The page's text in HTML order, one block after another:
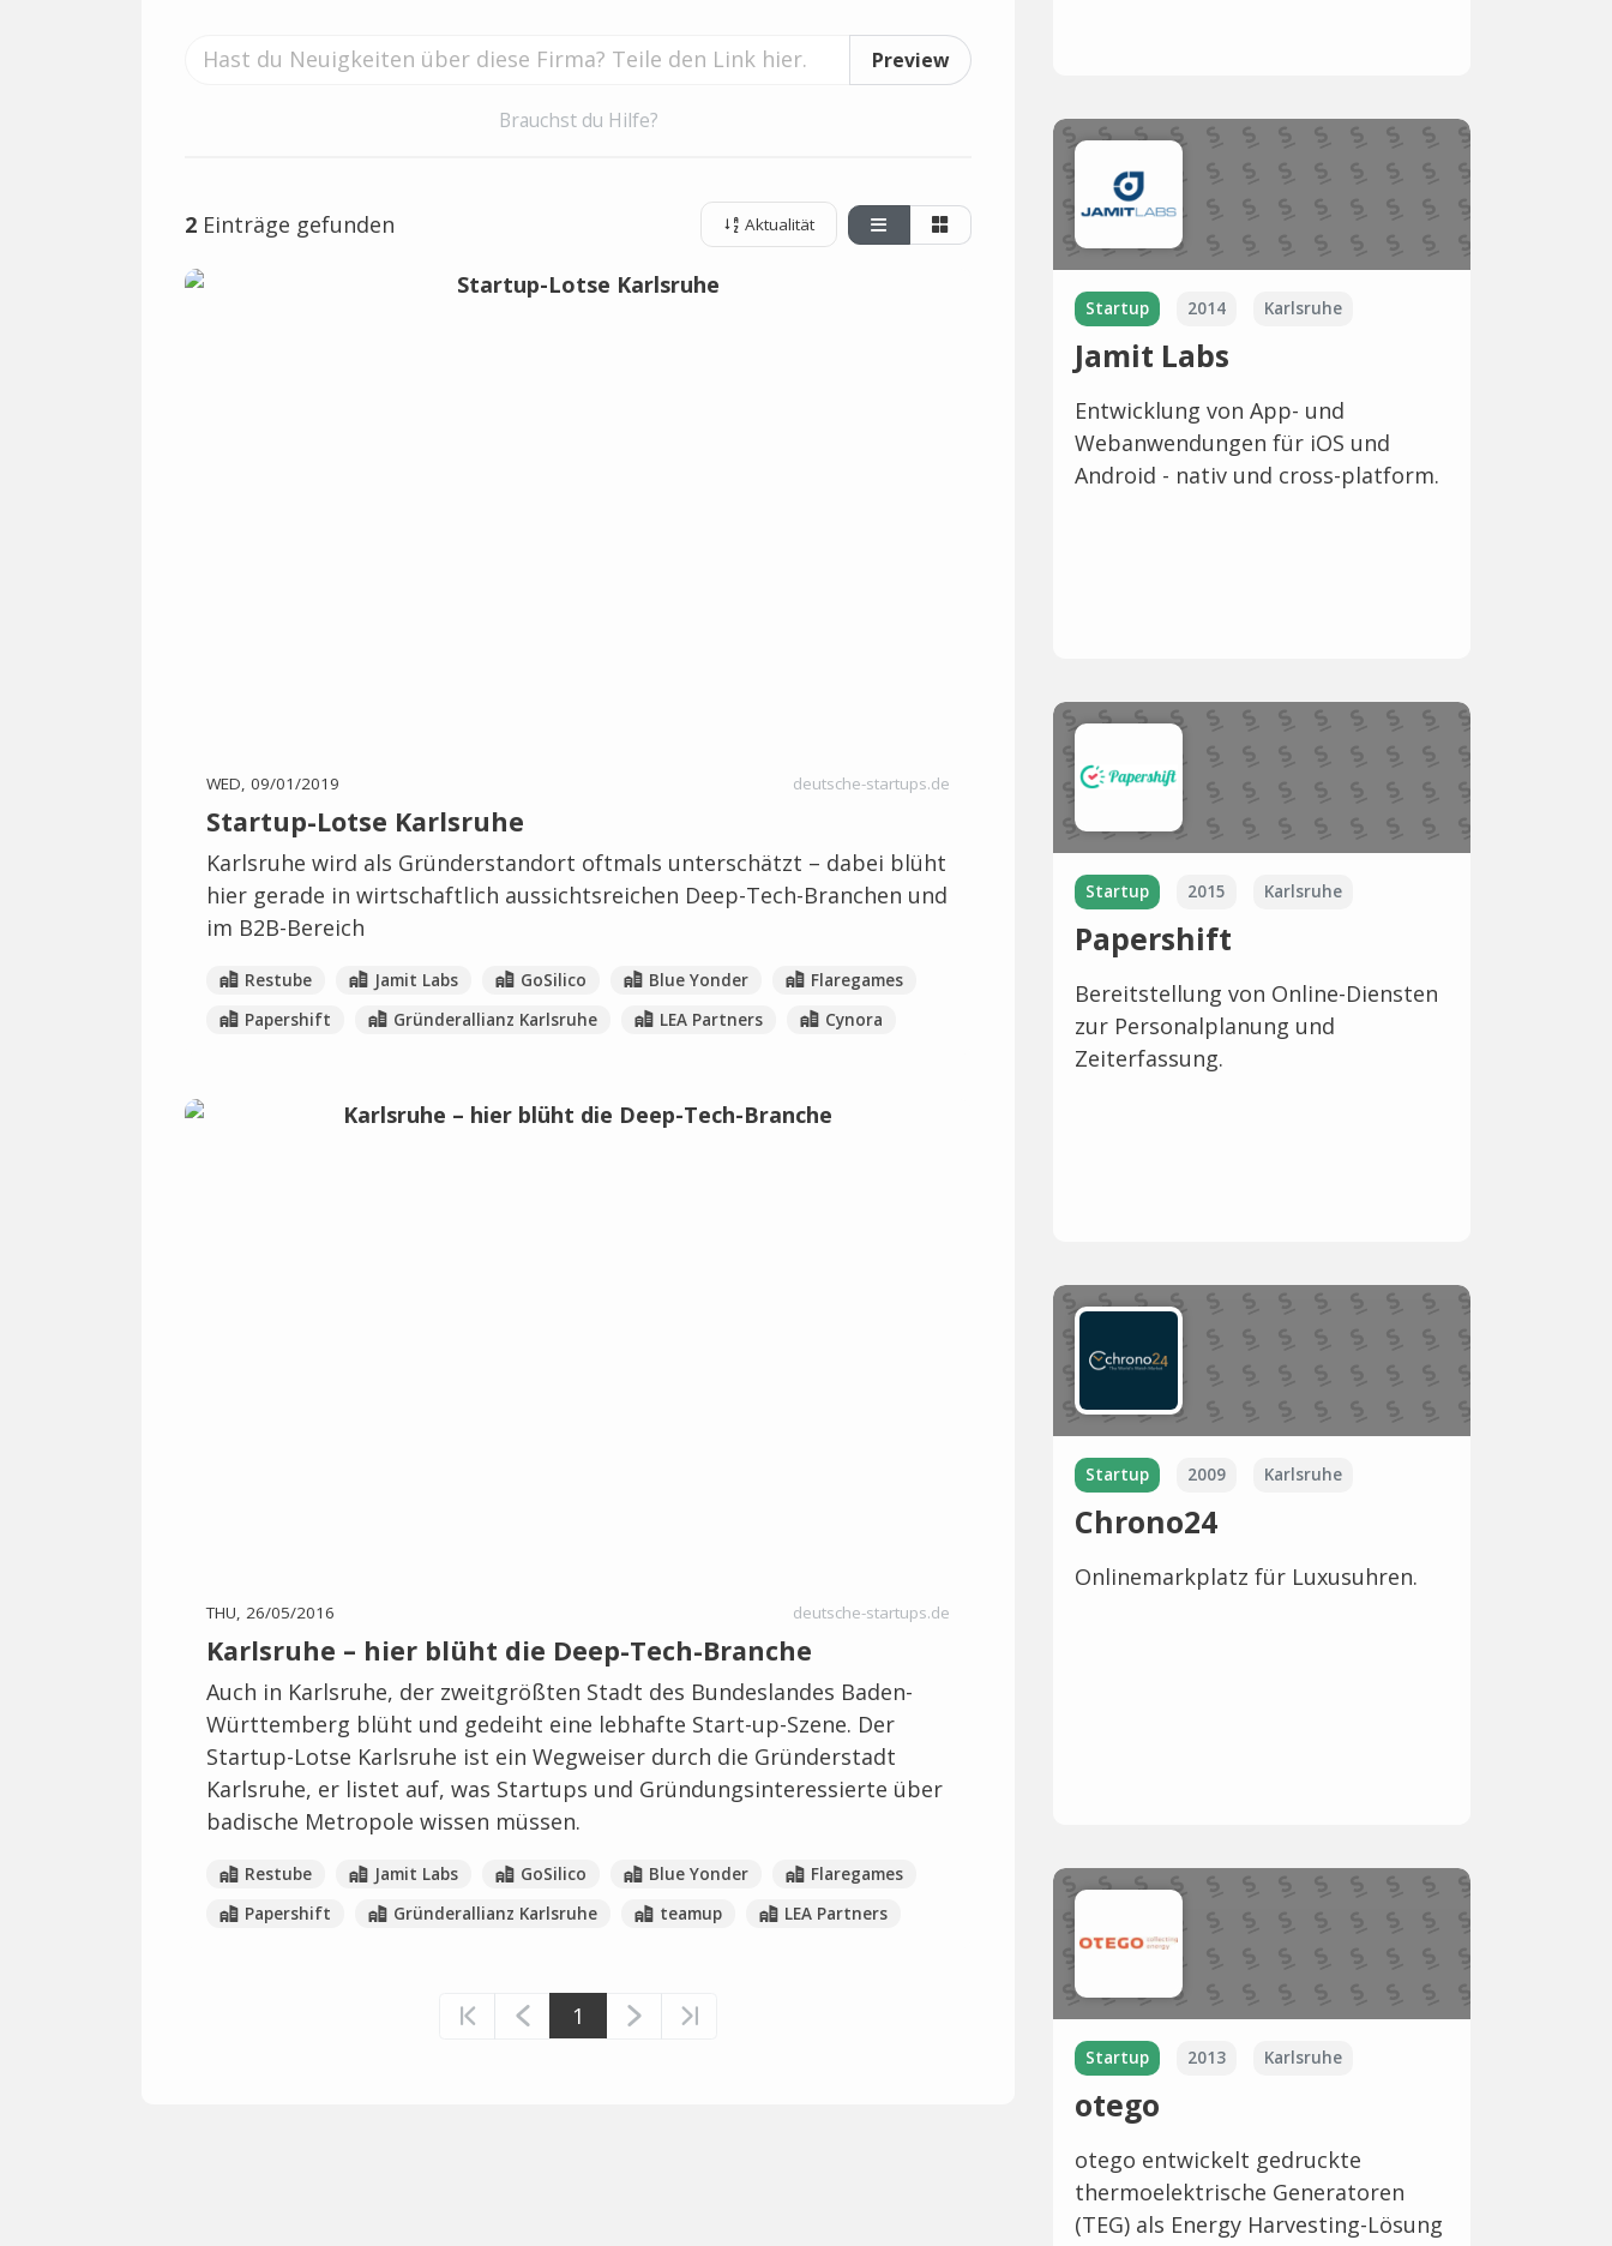
Preview
Brauchst du Hilfe?
2 Einträge gefunden Aktualität
WED, 09/01/2019 deutsche-startups.de
Startup-Lotse Karlsruhe
Karlsruhe wird als Gründerstandort oftmals unterschätzt – dabei blüht
hier gerade in wirtschaftlich aussichtsreichen Deep-Tech-Branchen und
im B2B-Bereich
Restube Jamit Labs GoSilico Blue Yonder
Flaregames
Papershift
Gründerallianz Karlsruhe LEA Partners Cynora
THU, 26/05/2016 deutsche-startups.de
Karlsruhe – hier blüht die Deep-Tech-Branche
Auch in Karlsruhe, der zweitgrößten Stadt des Bundeslandes Baden-
Württemberg blüht und gedeiht eine lebhafte Start-up-Szene. Der
Startup-Lotse Karlsruhe ist ein Wegweiser durch die Gründerstadt
Karlsruhe, er listet auf, was Startups und Gründungsinteressierte über
badische Metropole wissen müssen.
Restube Jamit Labs GoSilico Blue Yonder
Flaregames
Papershift
Gründerallianz Karlsruhe teamup LEA Partners
1
Startup 2014 Karlsruhe
Jamit Labs
Entwicklung von App- und
Webanwendungen für iOS und
Android - nativ und cross-platform.
Startup 2015 Karlsruhe
Papershift
Bereitstellung von Online-Diensten
zur Personalplanung und
Zeiterfassung.
Startup 2009 Karlsruhe
Chrono24
Onlinemarkplatz für Luxusuhren.
Startup 2013 Karlsruhe
otego
otego entwickelt gedruckte
thermoelektrische Generatoren
(TEG) als Energy Harvesting-Lösung